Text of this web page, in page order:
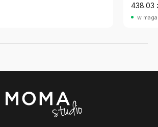
438.03
w